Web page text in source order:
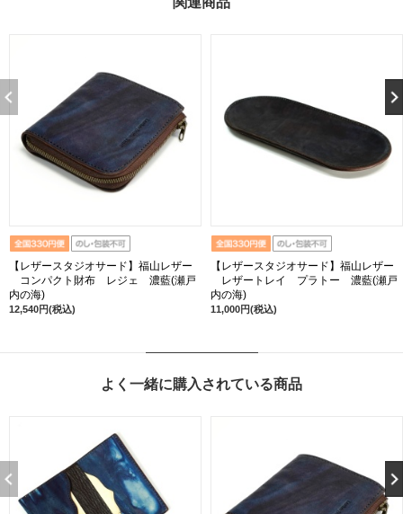
【レザースタジオサード】福山レザー
コンパクト財布 レジェ 濃藍(瀬戸
内の海)
12,540円(税込)
【レザースタジオサード】福山レザー
レザートレイ プラトー 濃藍(瀬戸
内の海)
11,000円(税込)
よく一緒に購入されている商品